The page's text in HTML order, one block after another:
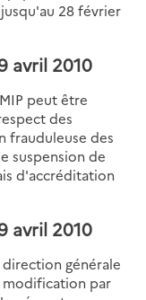
28 février
avril 2010
peut être
des
frauduleuse des
suspension de
d'accréditation
avril 2010
direction générale
par